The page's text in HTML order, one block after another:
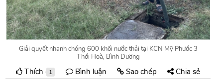
Giải quyết nhanh chóng 600 khối nước thải tại KCN Mỹ Phước 3
Thới Hoà, Bình Dương
Thích 1 Bình luận Sao chép Chia sẻ